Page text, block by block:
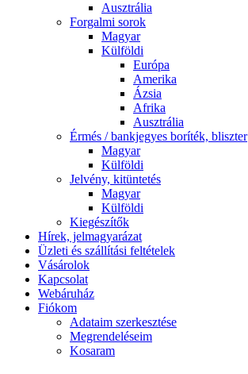
Ausztrália
Forgalmi sorok
Magyar
Külföldi
Európa
Amerika
Ázsia
Afrika
Ausztrália
Érmés / bankjegyes boríték, bliszter
Magyar
Külföldi
Jelvény, kitüntetés
Magyar
Külföldi
Kiegészítők
Hírek, jelmagyarázat
Üzleti és szállítási feltételek
Vásárolok
Kapcsolat
Webáruház
Fiókom
Adataim szerkesztése
Megrendeléseim
Kosaram